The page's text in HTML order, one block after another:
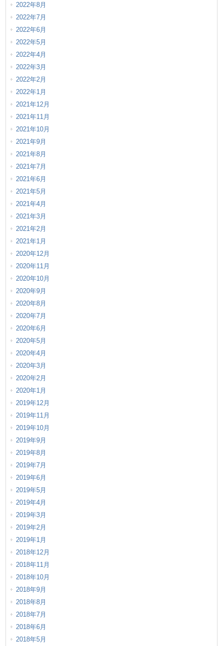
2022年8月
2022年7月
2022年6月
2022年5月
2022年4月
2022年3月
2022年2月
2022年1月
2021年12月
2021年11月
2021年10月
2021年9月
2021年8月
2021年7月
2021年6月
2021年5月
2021年4月
2021年3月
2021年2月
2021年1月
2020年12月
2020年11月
2020年10月
2020年9月
2020年8月
2020年7月
2020年6月
2020年5月
2020年4月
2020年3月
2020年2月
2020年1月
2019年12月
2019年11月
2019年10月
2019年9月
2019年8月
2019年7月
2019年6月
2019年5月
2019年4月
2019年3月
2019年2月
2019年1月
2018年12月
2018年11月
2018年10月
2018年9月
2018年8月
2018年7月
2018年6月
2018年5月